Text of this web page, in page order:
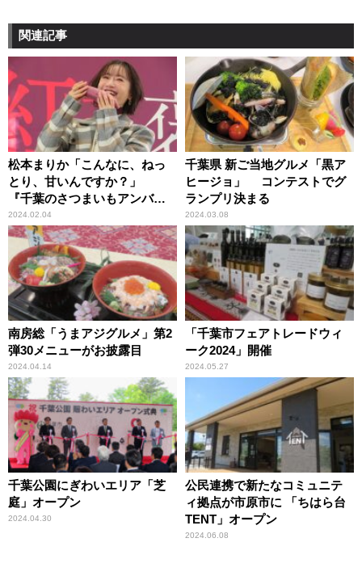
関連記事
松本まりか「こんなに、ねっ
とり、甘いんですか？」
『千葉のさつまいもアンバサ
ダー』に任命
2024.02.04
千葉県 新ご当地グルメ「黒ア
ヒージョ」 コンテストでグ
ランプリ決まる
2024.03.08
南房総「うまアジグルメ」第2
弾30メニューがお披露目
2024.04.14
「千葉市フェアトレードウィ
ーク2024」開催
2024.05.27
千葉公園にぎわいエリア「芝
庭」オープン
2024.04.30
公民連携で新たなコミュニテ
ィ拠点が市原市に 「ちはら台
TENT」オープン
2024.06.08